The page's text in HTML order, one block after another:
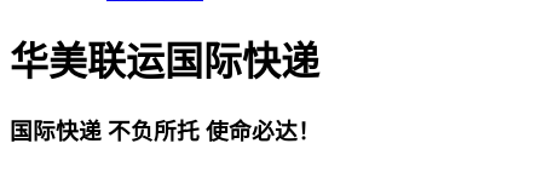
华美联运国际快递
国际快递 不负所托 使命必达！